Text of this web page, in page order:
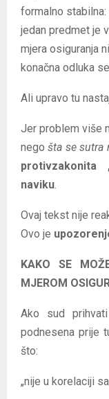
formalno stabilna:
jedan predmet je
mjera osiguranja
konačna odluka
Ali upravo tu
Jer problem više
negošta se sutra
naviku
Ovaj tekst nije
Ovo je
KAKO SE
MJEROM
Ako sud
podnesena prije
što:
„nije u korelaciji